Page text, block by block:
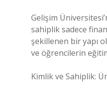
Gelişim
sahiplik sadece
şekillenen bir yapı
ve öğrencilerin
Kimlik ve Sahiplik: